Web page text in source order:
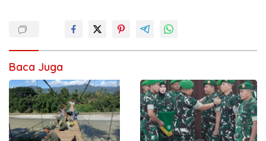
Baca Juga